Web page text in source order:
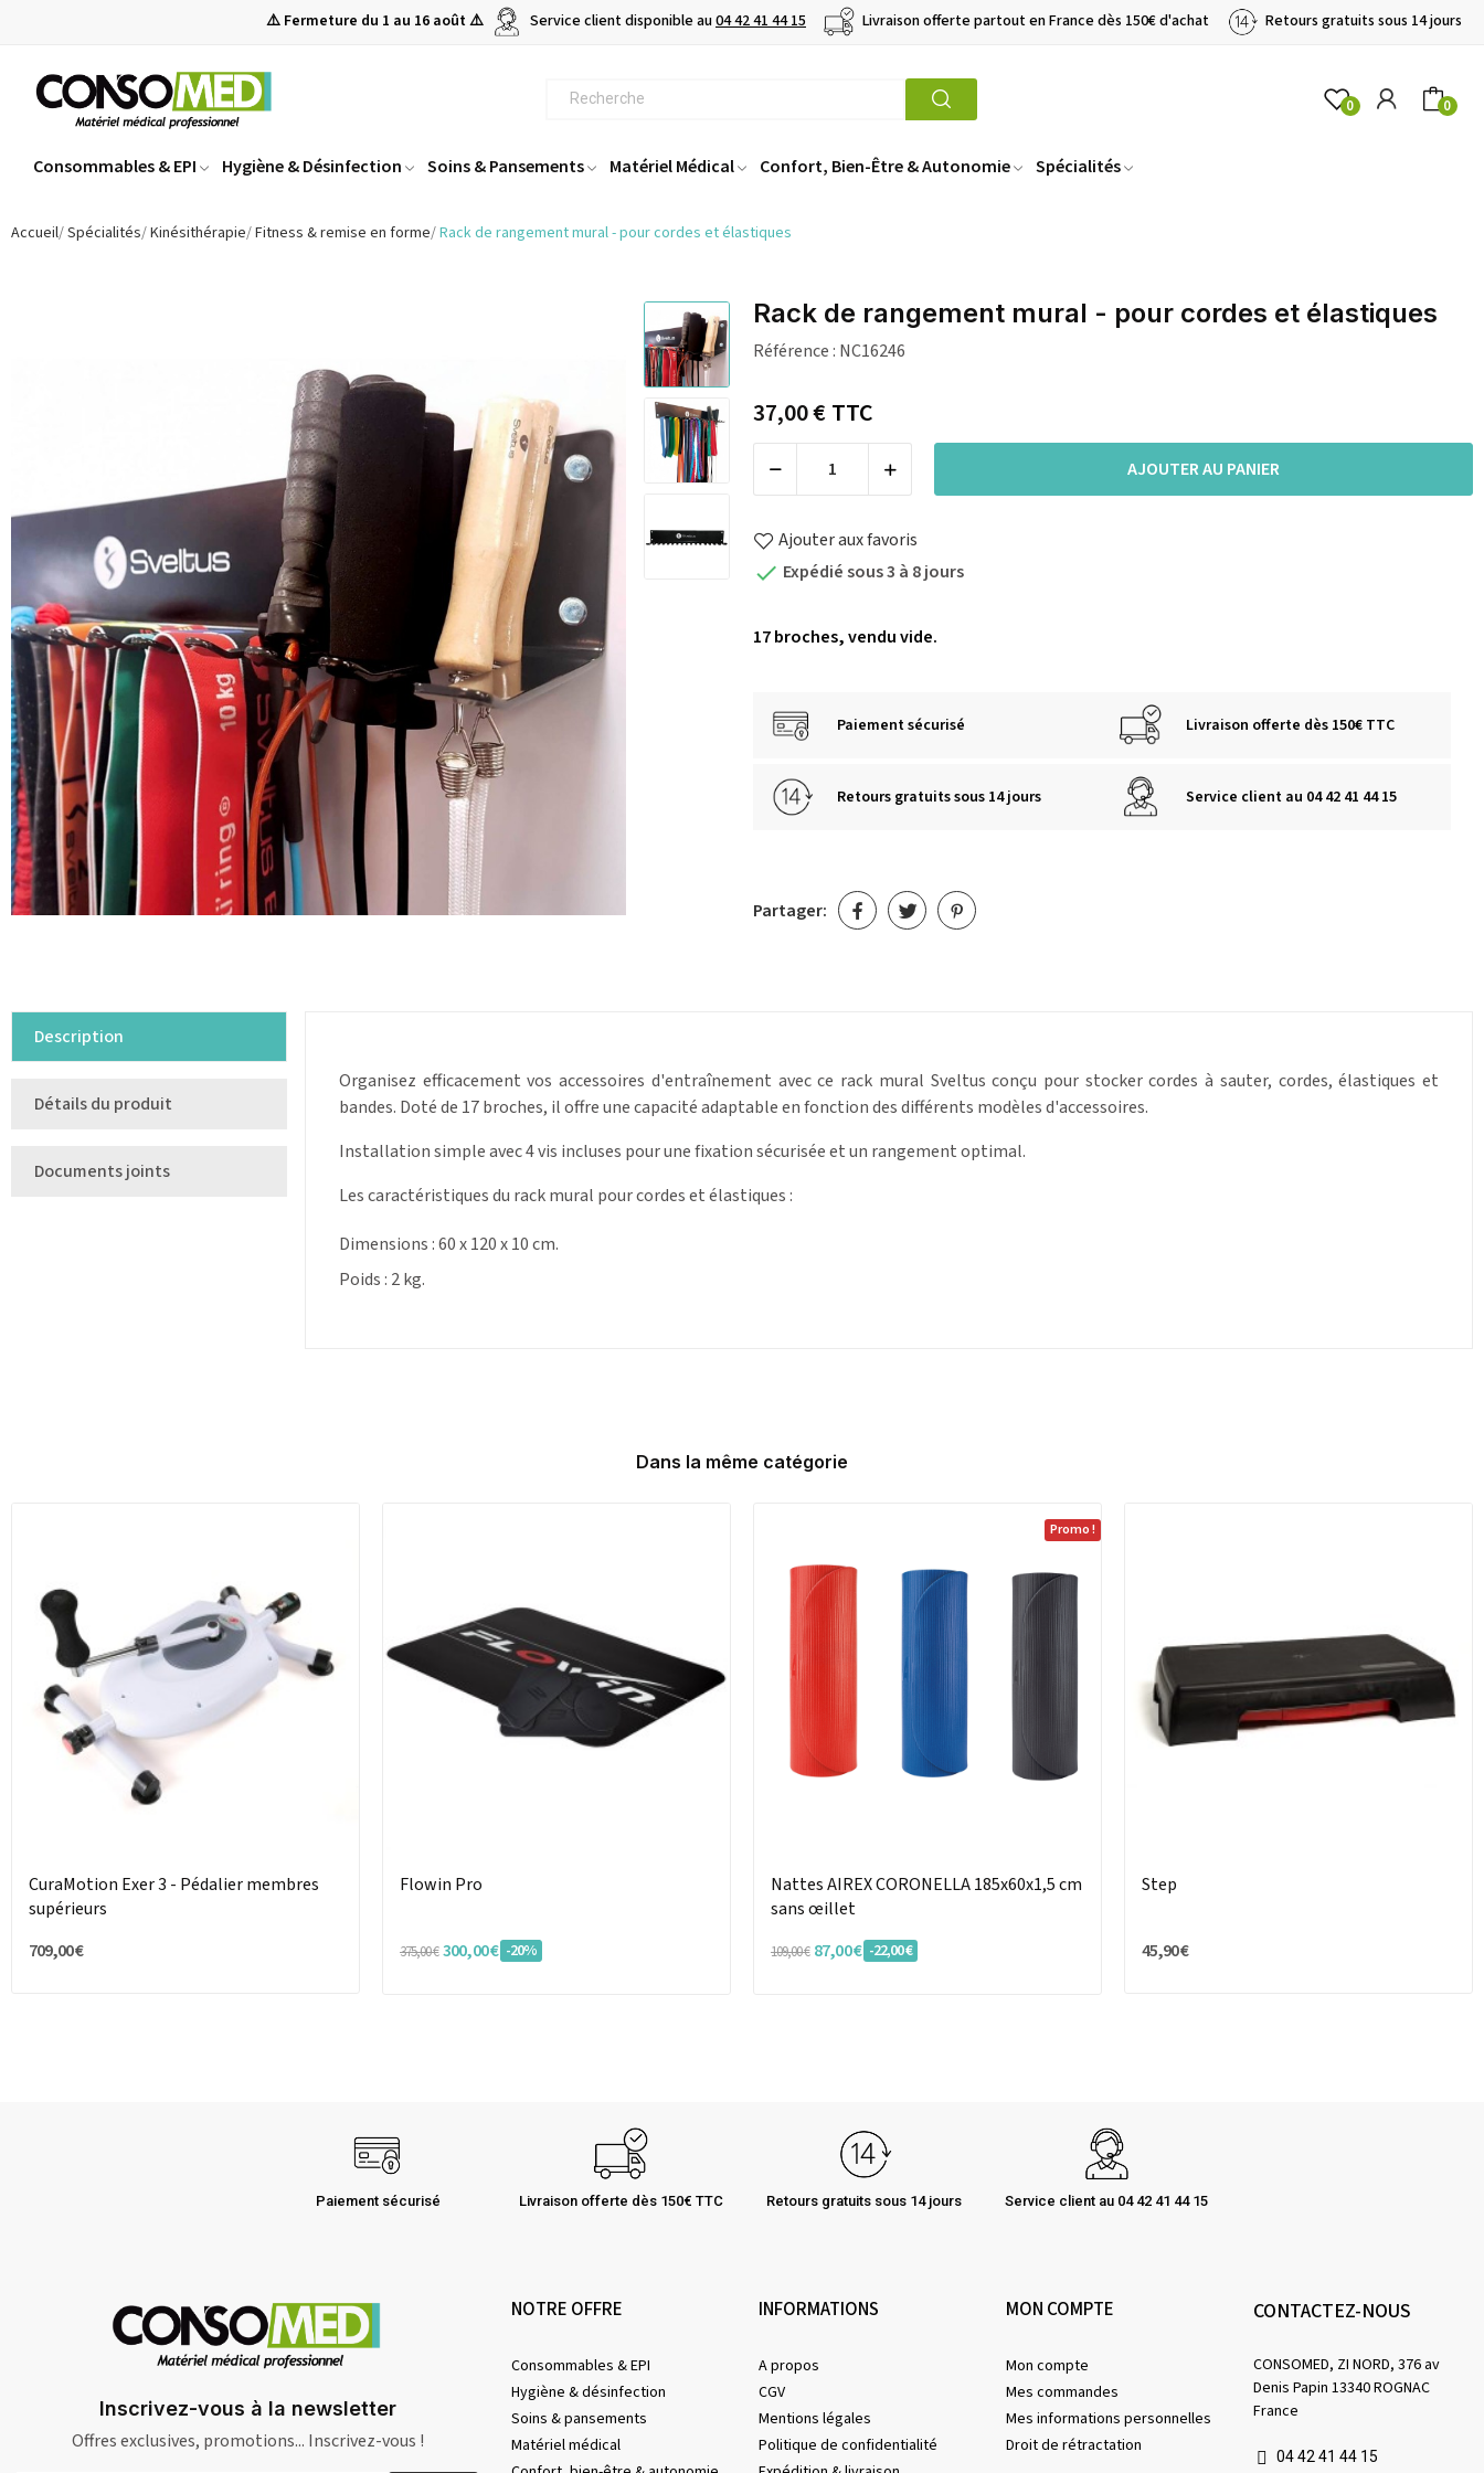
⚠️ Fermeture du 1 au 16 août ⚠️ Service client disponible au04 42 41 44 15 Livraison offerte partout en France dès 150€ d'achat Retours gratuits sous 14 jours
0 0
Consommables & EPI Hygiène & Désinfection Soins & Pansements Matériel Médical Confort, Bien-Être & Autonomie Spécialités
Accueil Spécialités Kinésithérapie Fitness & remise en forme Rack de rangement mural - pour cordes et élastiques
Rack de rangement mural - pour cordes et élastiques
Référence : NC16246
37,00 €TTC
AJOUTER AU PANIER
Ajouter aux favoris
 Expédié sous 3 à 8 jours
17 broches, vendu vide.
Paiement sécurisé Livraison offerte dès 150€ TTC
Retours gratuits sous 14 jours Service client au 04 42 41 44 15
Partager:
Description
Détails du produit
Documents joints
Organisez efficacement vos accessoires d'entraînement avec ce rack mural Sveltus conçu pour stocker cordes à sauter, cordes, élastiques et
bandes. Doté de 17 broches, il offre une capacité adaptable en fonction des différents modèles d'accessoires.
Installation simple avec 4 vis incluses pour une fixation sécurisée et un rangement optimal.
Les caractéristiques du rack mural pour cordes et élastiques :
Dimensions : 60 x 120 x 10 cm.
Poids : 2 kg.
Dans la même catégorie
CuraMotion Exer 3 - Pédalier membres
supérieurs
709,00 €
Flowin Pro
375,00 € 300,00 € -20%
Promo !
Nattes AIREX CORONELLA 185x60x1,5 cm
sans œillet
109,00 € 87,00 € -22,00 €
Step
45,90 €
Paiement sécurisé Livraison offerte dès 150€ TTC Retours gratuits sous 14 jours Service client au 04 42 41 44 15
Inscrivez-vous à la newsletter
Offres exclusives, promotions... Inscrivez-vous !
NOTRE OFFRE
Consommables & EPI
Hygiène & désinfection
Soins & pansements
Matériel médical
INFORMATIONS
A propos
CGV
Mentions légales
Politique de confidentialité
MON COMPTE
Mon compte
Mes commandes
Mes informations personnelles
Droit de rétractation
CONTACTEZ-NOUS
CONSOMED, ZI NORD, 376 av
Denis Papin 13340 ROGNAC
France
04 42 41 44 15